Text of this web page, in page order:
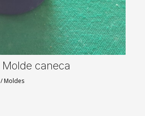
Molde caneca
/Moldes